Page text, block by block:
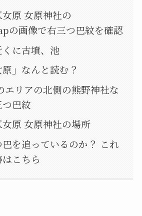
原 女原神社の
の画像で右三つ巴紋を確認
に古墳、池
」なんと読む？
リアの北側の熊野神社な
つ巴紋
原 女原神社の場所
を追っているのか？ これ
こちら